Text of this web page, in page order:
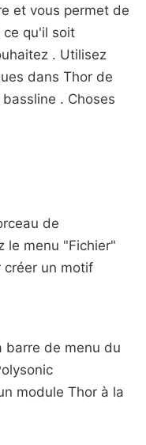
et vous permet de
ce qu'il soit
. Utilisez
dans Thor de
. Choses
de
le menu "Fichier"
créer un motif
barre de menu du
module Thor à la